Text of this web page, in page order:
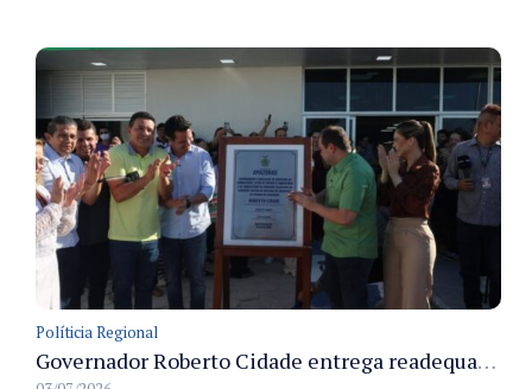
Políticia Regional
Governador Roberto Cidade entrega readequação do ambulatório da FCecon e amplia capacidade de atendimento oncológico em Manaus